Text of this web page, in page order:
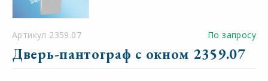
Артикул 2359.07 По запросу
Дверь-пантограф с окном 2359.07